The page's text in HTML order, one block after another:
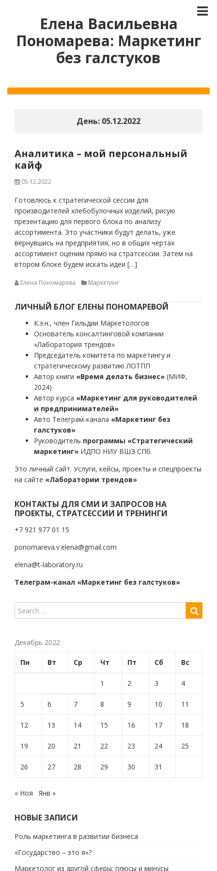
Елена Васильевна
Пономарева: Маркетинг
без галстуков
День: 05.12.2022
Аналитика – мой персональный
кайф
05.12.2022
Готовлюсь к стратегической сессии для
производителей хлебобулочных изделий, рисую
презентацию для первого блока по анализу
ассортимента. Это участники будут делать, уже
вернувшись на предприятия, но в общих чертах
ассортимент оценим прямо на стратсессии. Затем на
втором блоке будем искать идеи […]
Елена Пономарева Маркетинг
ЛИЧНЫЙ БЛОГ ЕЛЕНЫ ПОНОМАРЕВОЙ
К.э.н., член Гильдии Маркетологов
Основатель консалтинговой компании
«Лаборатория трендов»
Председатель комитета по маркетингу и
стратегическому развитию ЛОТПП
Автор книги «Время делать бизнес» (МИФ,
2024)
Автор курса «Маркетинг для руководителей
и предпринимателей»
Авто Телеграм-канала «Маркетинг без
галстуков»
Руководитель программы «Стратегический
маркетинг» ИДПО НИУ ВШЭ СПб
Это личный сайт. Услуги, кейсы, проекты и спецпроекты
на сайте «Лаборатории трендов»
КОНТАКТЫ ДЛЯ СМИ И ЗАПРОСОВ НА
ПРОЕКТЫ, СТРАТСЕССИИ И ТРЕНИНГИ
+7 921 977 01 15
ponomareva.v.elena@gmail.com
elena@t-laboratory.ru
Телеграм-канал «Маркетинг без галстуков»
Декабрь 2022
Пн Вт Ср Чт Пт Сб Вс
1 2 3 4
5 6 7 8 9 10 11
12 13 14 15 16 17 18
19 20 21 22 23 24 25
26 27 28 29 30 31
« Ноя Янв »
НОВЫЕ ЗАПИСИ
Роль маркетинга в развитии бизнеса
«Государство – это я»?
Маркетолог из другой сферы: плюсы и минусы